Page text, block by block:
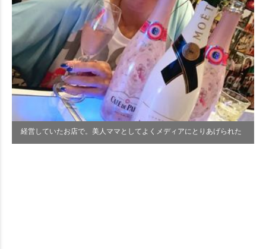
経営していたお店で。美人ママとしてよくメディアにとりあげられた